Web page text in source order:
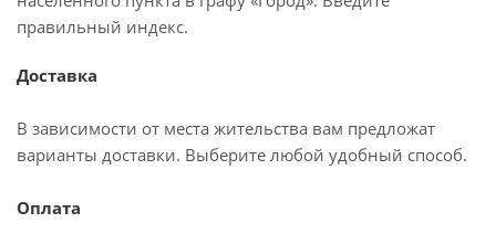
правильный индекс.
Доставка
В зависимости от места жительства вам предложат
варианты доставки. Выберите любой удобный способ.
Оплата